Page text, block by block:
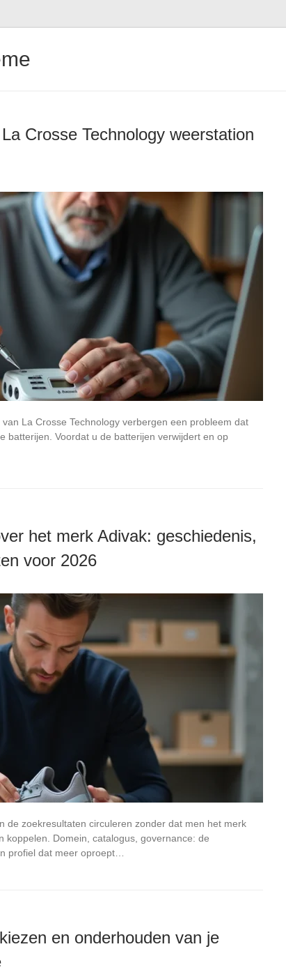
Crosse Technology weerstation
La Crosse Technology verbergen een probleem dat
batterijen. Voordat u de batterijen verwijdert en op
het merk Adivak: geschiedenis,
voor 2026
de zoekresultaten circuleren zonder dat men het merk
koppelen. Domein, catalogus, governance: de
profiel dat meer oproept…
en onderhouden van je